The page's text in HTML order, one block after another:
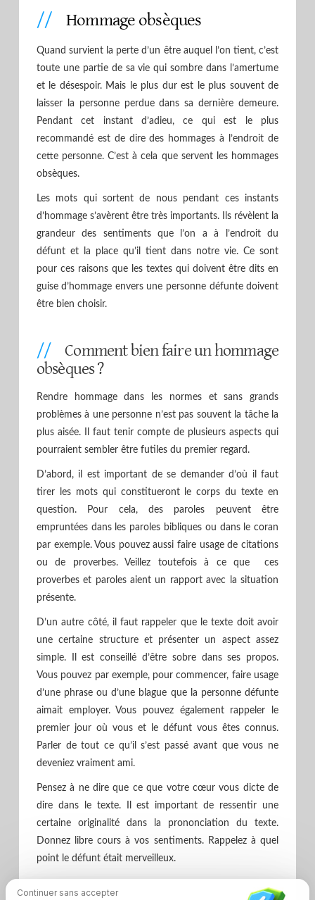
Hommage obsèques
Quand survient la perte d’un être auquel l’on tient, c’est
toute une partie de sa vie qui sombre dans l’amertume
et le désespoir. Mais le plus dur est le plus souvent de
laisser la personne perdue dans sa dernière demeure.
Pendant cet instant d’adieu, ce qui est le plus
recommandé est de dire des hommages à l’endroit de
cette personne. C’est à cela que servent les hommages
obsèques.
Les mots qui sortent de nous pendant ces instants
d’hommage s’avèrent être très importants. Ils révèlent la
grandeur des sentiments que l’on a à l’endroit du
défunt et la place qu’il tient dans notre vie. Ce sont
pour ces raisons que les textes qui doivent être dits en
guise d’hommage envers une personne défunte doivent
être bien choisir.
Comment bien faire un hommage
obsèques ?
Rendre hommage dans les normes et sans grands
problèmes à une personne n’est pas souvent la tâche la
plus aisée. Il faut tenir compte de plusieurs aspects qui
pourraient sembler être futiles du premier regard.
D’abord, il est important de se demander d’où il faut
tirer les mots qui constitueront le corps du texte en
question. Pour cela, des paroles peuvent être
empruntées dans les paroles bibliques ou dans le coran
par exemple. Vous pouvez aussi faire usage de citations
ou de proverbes. Veillez toutefois à ce que ces
proverbes et paroles aient un rapport avec la situation
présente.
D’un autre côté, il faut rappeler que le texte doit avoir
une certaine structure et présenter un aspect assez
simple. Il est conseillé d’être sobre dans ses propos.
Vous pouvez par exemple, pour commencer, faire usage
d’une phrase ou d’une blague que la personne défunte
aimait employer. Vous pouvez également rappeler le
premier jour où vous et le défunt vous êtes connus.
Parler de tout ce qu’il s’est passé avant que vous ne
deveniez vraiment ami.
Pensez à ne dire que ce que votre cœur vous dicte de
dire dans le texte. Il est important de ressentir une
certaine originalité dans la prononciation du texte.
Donnez libre cours à vos sentiments. Rappelez à quel
point le défunt était merveilleux.
Continuer sans accepter